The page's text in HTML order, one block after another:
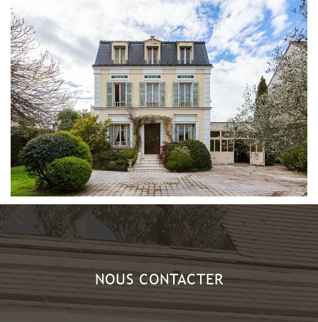
NOUS CONTACTER